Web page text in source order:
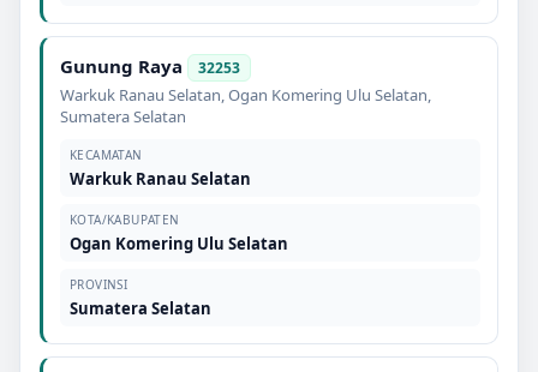
Gunung Raya 32253
Warkuk Ranau Selatan,Ogan Komering Ulu Selatan,
Sumatera Selatan
KECAMATAN
Warkuk Ranau Selatan
KOTA/KABUPATEN
Ogan Komering Ulu Selatan
PROVINSI
Sumatera Selatan